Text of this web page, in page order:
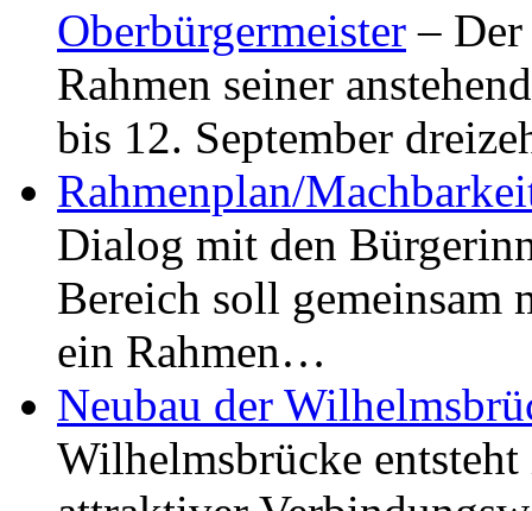
Oberbürgermeister –
Rahmen seiner
bis 12. September
Rahmenplan/
Dialog mit den
Bereich soll gemeinsam
ein Rahmen…
Neubau der
Wilhelmsbrücke